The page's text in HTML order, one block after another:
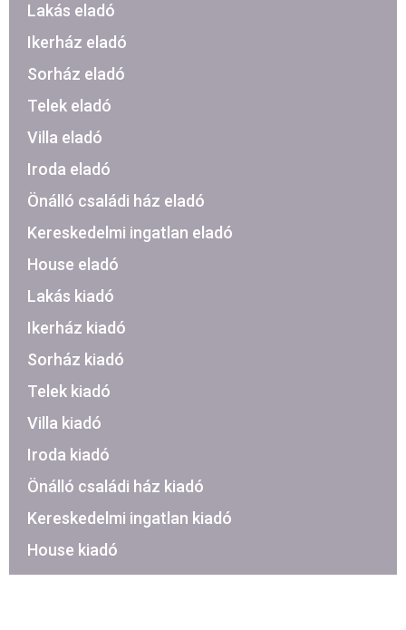
Lakás eladó
Ikerház eladó
Sorház eladó
Telek eladó
Villa eladó
Iroda eladó
Önálló családi ház eladó
Kereskedelmi ingatlan eladó
House eladó
Lakás kiadó
Ikerház kiadó
Sorház kiadó
Telek kiadó
Villa kiadó
Iroda kiadó
Önálló családi ház kiadó
Kereskedelmi ingatlan kiadó
House kiadó